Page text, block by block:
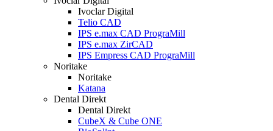
Ivoclar Digital
Telio CAD
IPS e.max CAD PrograMill
IPS e.max ZirCAD
IPS Empress CAD PrograMill
Noritake
Noritake
Katana
Dental Direkt
Dental Direkt
CubeX & Cube ONE